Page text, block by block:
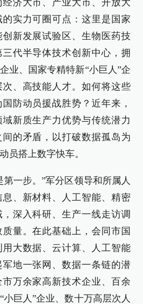
济大市、产业大市、开放大
实力可圈可点：这里是国家
新发展试验区、生物医药技
代半导体技术创新中心，拥
业、国家专精特新“小巨人”企
、高技能人才。如何将这些
防动员援战胜势？近年来，
新质生产力优势与传统潜力
的矛盾，以打破数据孤岛为
员搭上数字快车。
第一步。”军分区领导和所属人
、新材料、人工智能、精密
深入科研、生产一线走访调
量。在此基础上，会同市国
大数据、云计算、人工智能
地一张网、数据一条链的潜
万余家高新技术企业、百余
小巨人”企业、数十万高层次人